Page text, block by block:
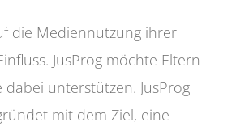
die Mediennutzung ihrer
JusProg möchte Eltern
unterstützen. JusProg
mit dem Ziel, eine